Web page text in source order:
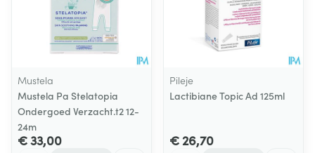
Mustela
Mustela Pa Stelatopia
Ondergoed Verzacht.t2 12-
24m
€ 33,00
Pileje
Lactibiane Topic Ad 125ml
€ 26,70